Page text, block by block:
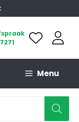
Menu